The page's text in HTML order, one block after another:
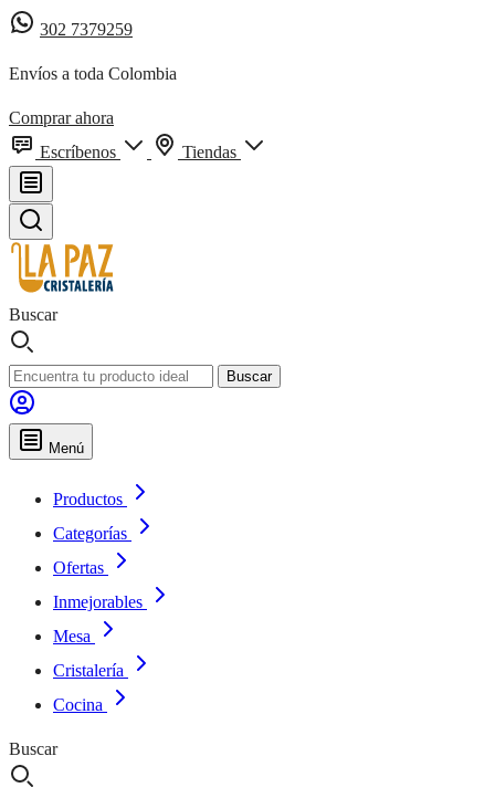
302 7379259
Envíos a toda Colombia
Comprar ahora
Escríbenos
Tiendas
Buscar
Buscar
Menú
Productos
Categorías
Ofertas
Inmejorables
Mesa
Cristalería
Cocina
Buscar